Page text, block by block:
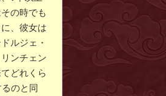
の時でも
、彼女は
ルジェ・
ンチェン
どれくら
のと同